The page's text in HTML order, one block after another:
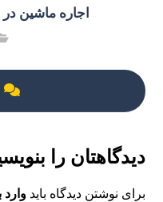
اجاره ماشین
دیدگاهتان را
برای نوشتن دیدگاه بایدوارد